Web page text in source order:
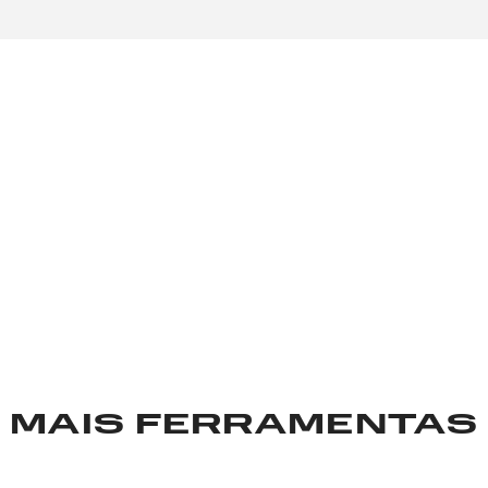
MAIS FERRAMENTAS